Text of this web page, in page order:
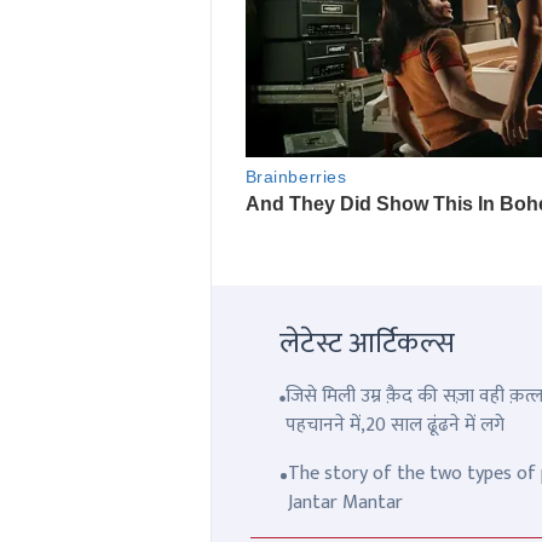
लेटेस्ट आर्टिकल्स
जिसे मिली उम्र क़ैद की सज़ा वही
पहचानने में,20 साल ढूंढने में लगे
The story of the two types of
Jantar Mantar